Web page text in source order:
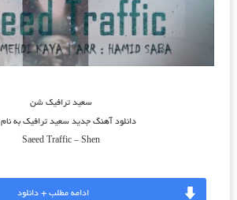
سعید ترافیک شن
دانلود آهنگ جدید سعید ترافیکبه نام
Saeed Traffic– Shen
ادامه مطلب + دانلود